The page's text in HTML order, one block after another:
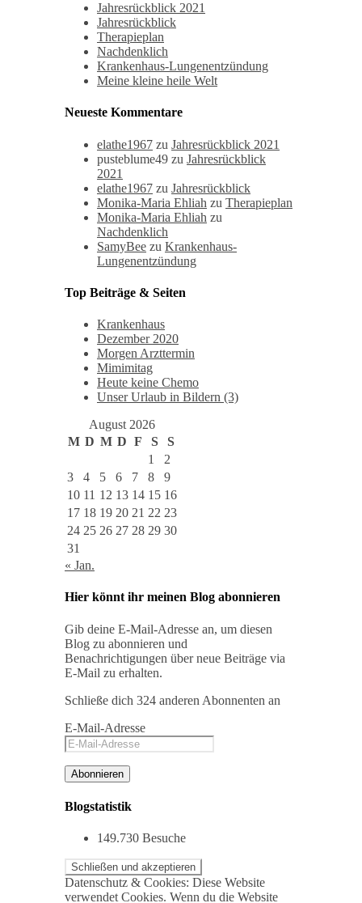
Jahresrückblick 2021
Jahresrückblick
Therapieplan
Nachdenklich
Krankenhaus-Lungenentzündung
Meine kleine heile Welt
Neueste Kommentare
elathe1967 zu Jahresrückblick 2021
pusteblume49 zu Jahresrückblick
2021
elathe1967 zu Jahresrückblick
Monika-Maria Ehliah zu Therapieplan
Monika-Maria Ehliah zu
Nachdenklich
SamyBee zu Krankenhaus-
Lungenentzündung
Top Beiträge & Seiten
Krankenhaus
Dezember 2020
Morgen Arzttermin
Mimimitag
Heute keine Chemo
Unser Urlaub in Bildern (3)
August 2026
M D M D F S
S
1
2
3
4 5 6 7 8
9
10 11 12 13 14 15 16
17 18 19 20 21 22 23
24 25 26 27 28 29 30
31
« Jan.
Hier könnt ihr meinen Blog abonnieren
Gib deine E-Mail-Adresse an, um diesen
Blog zu abonnieren und
Benachrichtigungen über neue Beiträge via
E-Mail zu erhalten.
Schließe dich 324 anderen Abonnenten an
E-Mail-Adresse
Abonnieren
Blogstatistik
149.730 Besuche
Datenschutz & Cookies: Diese Website
verwendet Cookies. Wenn du die Website